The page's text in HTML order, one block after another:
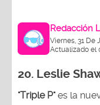
Redacción
Viernes, 31 De
Actualizado el
20. Leslie
"Triple P"es la